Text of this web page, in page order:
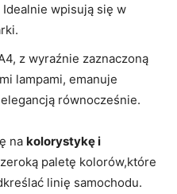
wpisują się w
z wyraźnie zaznaczoną
lampami, emanuje
równocześnie.
na kolorystykę i
paletę kolorów,które
linię samochodu.